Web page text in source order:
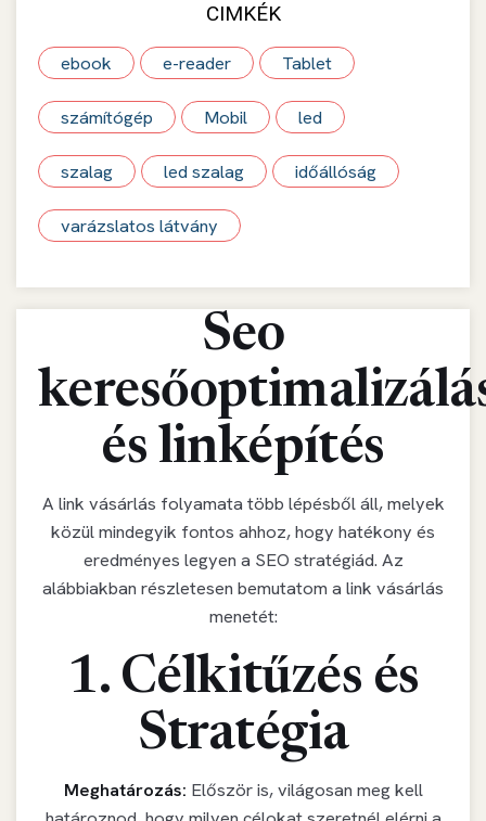
CIMKÉK
ebook e-reader Tablet
számítógép Mobil led
szalag led szalag időállóság
varázslatos látvány
Seo
és linképítés
A link vásárlás folyamata több lépésből áll, melyek
közül mindegyik fontos ahhoz, hogy hatékony és
eredményes legyen a SEO stratégiád. Az
alábbiakban részletesen bemutatom a link vásárlás
menetét:
1. Célkitűzés és
Stratégia
Meghatározás: Először is, világosan meg kell